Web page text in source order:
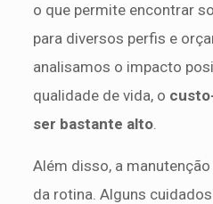
o que permite encontrar
para diversos perfis e
analisamos o impacto
qualidade de vida, o
ser bastante alto.
Além disso, a
da rotina. Alguns